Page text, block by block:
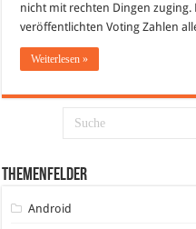
nicht mit rechten Dingen
veröffentlichten Voting Zahlen
Weiterlesen »
Themenfelder
Android